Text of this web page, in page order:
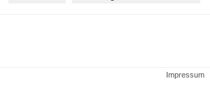
Impressum